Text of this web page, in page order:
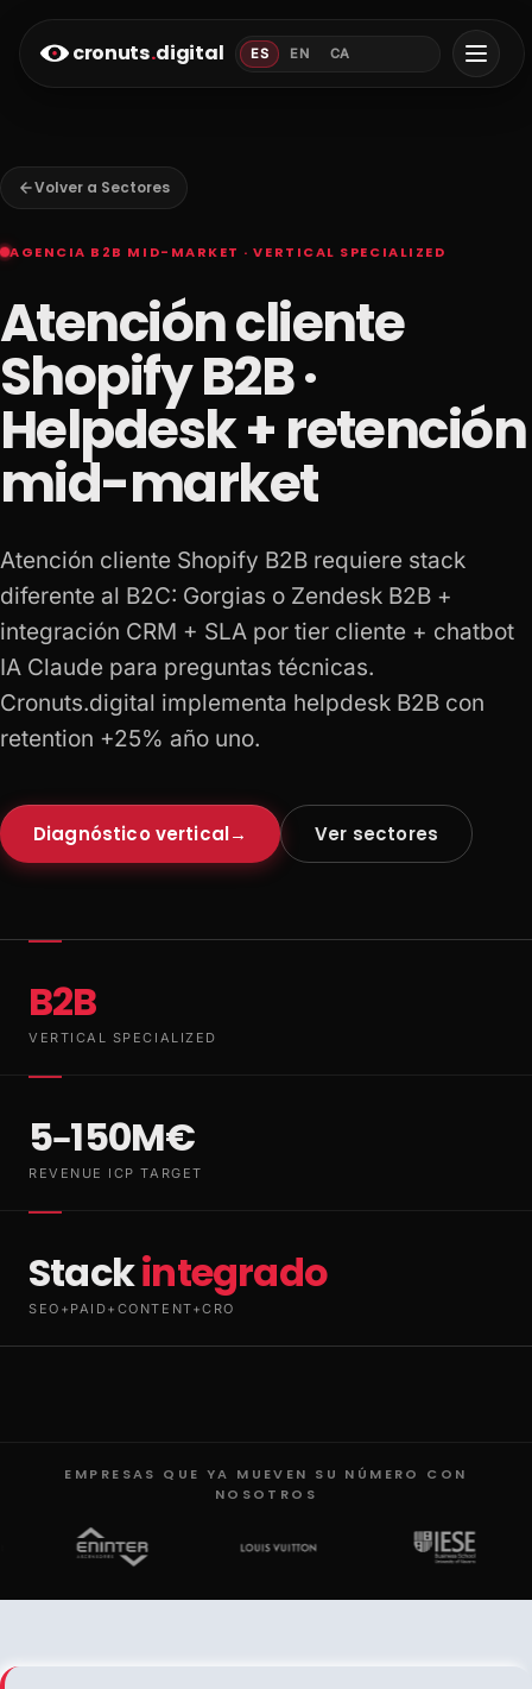
cronuts.digital ES EN CA
Volver a Sectores
AGENCIA B2B MID-MARKET · VERTICAL SPECIALIZED
Atención cliente
Shopify B2B ·
Helpdesk + retención
mid-market
Atención cliente Shopify B2B requiere stack
diferente al B2C: Gorgias o Zendesk B2B +
integración CRM + SLA por tier cliente + chatbot
IA Claude para preguntas técnicas.
Cronuts.digital implementa helpdesk B2B con
retention +25% año uno.
Diagnóstico vertical→ Ver sectores
B2B
VERTICAL SPECIALIZED
5–150M€
REVENUE ICP TARGET
Stackintegrado
SEO+PAID+CONTENT+CRO
EMPRESAS QUE YA MUEVEN SU NÚMERO CON
NOSOTROS